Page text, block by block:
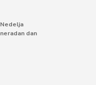
Nedelja
neradan dan